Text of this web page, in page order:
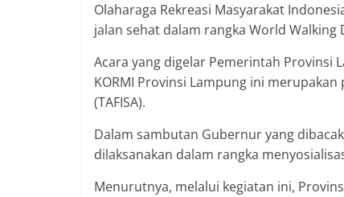
Olaharaga Rekreasi Masyarakat
jalan sehat dalam rangka World Walking
Acara yang digelar Pemerintah Provinsi
KORMI Provinsi Lampung ini
(TAFISA).
Dalam sambutan Gubernur yang
dilaksanakan dalam rangka
Menurutnya, melalui kegiatan ini,